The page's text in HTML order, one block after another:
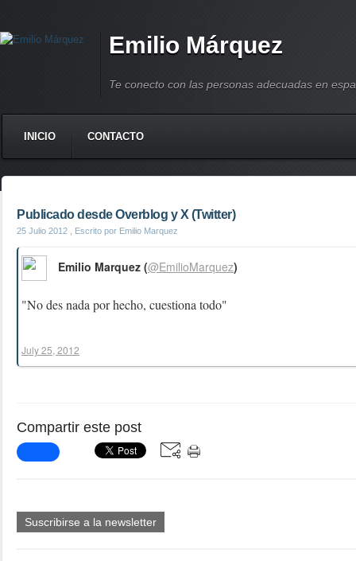
Emilio Márquez
Te conecto con las personas adecuadas en
INICIO CONTACTO
Publicado desde Overblog y X (Twitter)
25 Julio 2012 , Escrito por Emilio Marquez
"No des nada por hecho, cuestiona todo"
Emilio Marquez (@EmilioMarquez)
July 25, 2012
Compartir este post
Suscribirse a la newsletter